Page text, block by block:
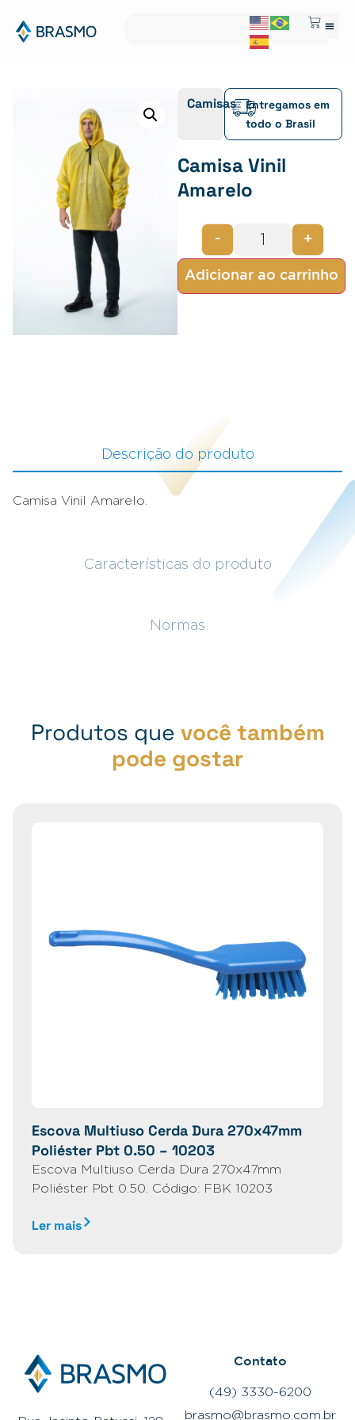
Camisas
Entregamos em
todo o Brasil
Camisa Vinil
Amarelo
- +
Adicionar ao carrinho
Descrição do produto
Características do produto
Normas
Camisa Vinil Amarelo.
Produtos que você também
pode gostar
Escova Multiuso Cerda Dura 270x47mm
Poliéster Pbt 0.50 – 10203
Escova Multiuso Cerda Dura 270x47mm
Poliéster Pbt 0.50. Código: FBK 10203
Ler mais
Contato
(49) 3330-6200
brasmo@brasmo.com.br